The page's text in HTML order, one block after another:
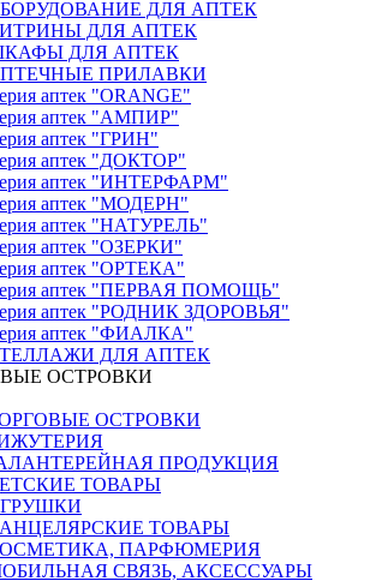
ДЛЯ АПТЕК
ДЛЯ АПТЕК
ДЛЯ АПТЕК
ПРИЛАВКИ
аптек "ORANGE"
аптек "АМПИР"
аптек "ГРИН"
аптек "ДОКТОР"
аптек "ИНТЕРФАРМ"
аптек "МОДЕРН"
аптек "НАТУРЕЛЬ"
аптек "ОЗЕРКИ"
аптек "ОРТЕКА"
аптек "ПЕРВАЯ ПОМОЩЬ"
аптек "РОДНИК ЗДОРОВЬЯ"
аптек "ФИАЛКА"
ДЛЯ АПТЕК
ОСТРОВКИ
ОСТРОВКИ
ПРОДУКЦИЯ
ТОВАРЫ
ТОВАРЫ
ПАРФЮМЕРИЯ
СВЯЗЬ, АКСЕССУАРЫ